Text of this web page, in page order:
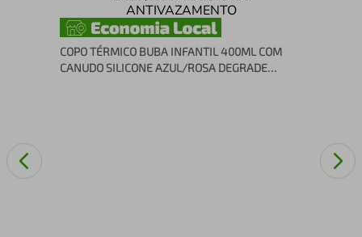
COPO TÉRMICO BUBA INFANTIL 400ML COM
CANUDO SILICONE AZUL/ROSA DEGRADE